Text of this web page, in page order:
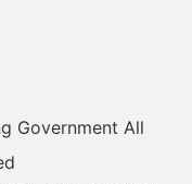
Government All